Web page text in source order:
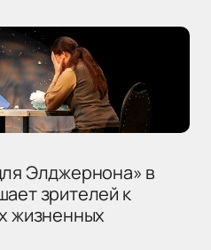
Элджернона» в
зрителей к
жизненных